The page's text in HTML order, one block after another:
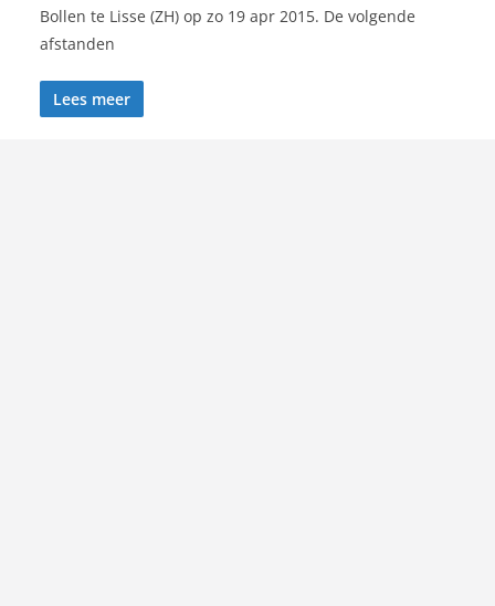
Bollen te Lisse (ZH) op zo 19 apr 2015. De volgende
afstanden
Lees meer